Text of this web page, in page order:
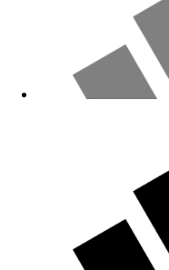
Schönes Shirt in guter Qualität